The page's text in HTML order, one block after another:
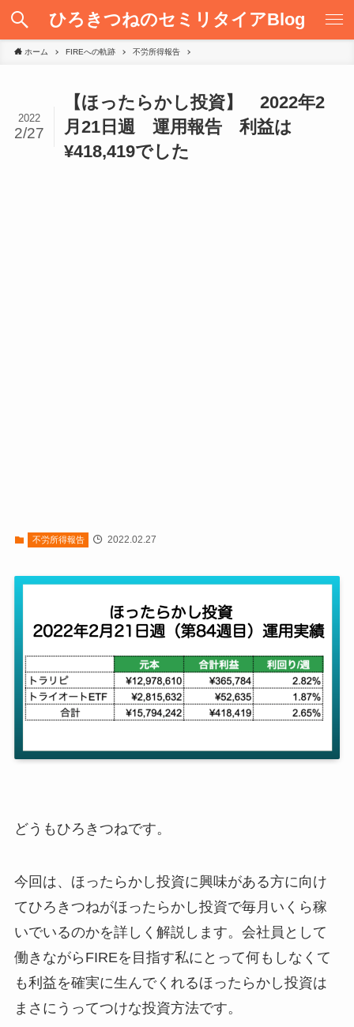
ひろきつねのセミリタイアBlog
ホーム FIREへの軌跡 不労所得報告
【ほったらかし投資】 2022年2
月21日週 運用報告 利益は
¥418,419でした
2022
2/27
不労所得報告 2022.02.27
どうもひろきつねです。
今回は、ほったらかし投資に興味がある方に向け
てひろきつねがほったらかし投資で毎月いくら稼
いでいるのかを詳しく解説します。会社員として
働きながらFIREを目指す私にとって何もしなくて
も利益を確実に生んでくれるほったらかし投資は
まさにうってつけな投資方法です。